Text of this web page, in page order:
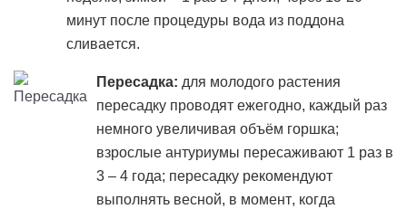
минут после процедуры вода из поддона
сливается.
Пересадка: для молодого растения
пересадку проводят ежегодно, каждый раз
немного увеличивая объём горшка;
взрослые антуриумы пересаживают 1 раз в
3 – 4 года; пересадку рекомендуют
выполнять весной, в момент, когда